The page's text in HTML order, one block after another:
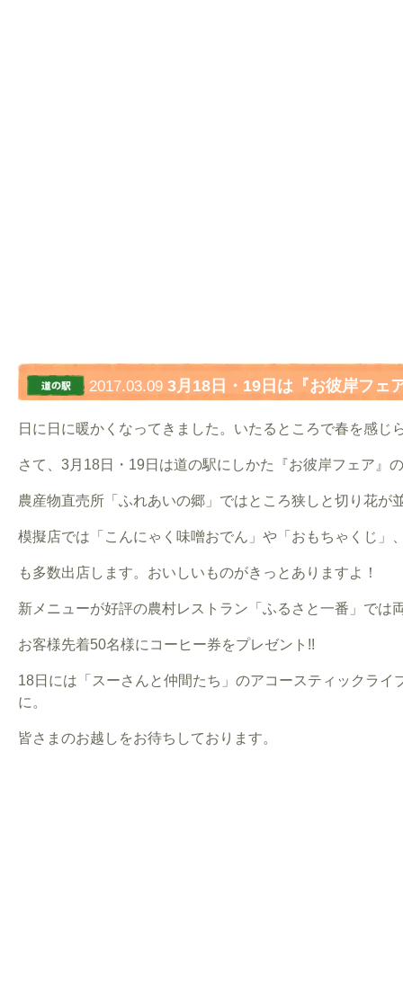
2017.03.09 3月18日・19日は『お彼岸フェ
日に日に暖かくなってきました。いたるところで春を感じ
さて、3月18日・19日は道の駅にしかた『お彼岸フェア』
農産物直売所「ふれあいの郷」ではところ狭しと切り花が
模擬店では「こんにゃく味噌おでん」や「おもちゃくじ」
も多数出店します。おいしいものがきっとありますよ！
新メニューが好評の農村レストラン「ふるさと一番」では
お客様先着50名様にコーヒー券をプレゼント!!
18日には「スーさんと仲間たち」のアコースティックライ
に。
皆さまのお越しをお待ちしております。